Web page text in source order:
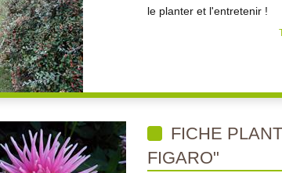
le planter et l'entretenir !
FICHE
FIGARO"